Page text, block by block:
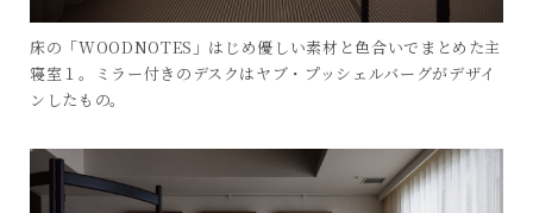
床の「WOODNOTES」はじめ優しい素材と色合いでまとめた主
寝室１。ミラー付きのデスクはヤブ・プッシェルバーグがデザイ
ンしたもの。